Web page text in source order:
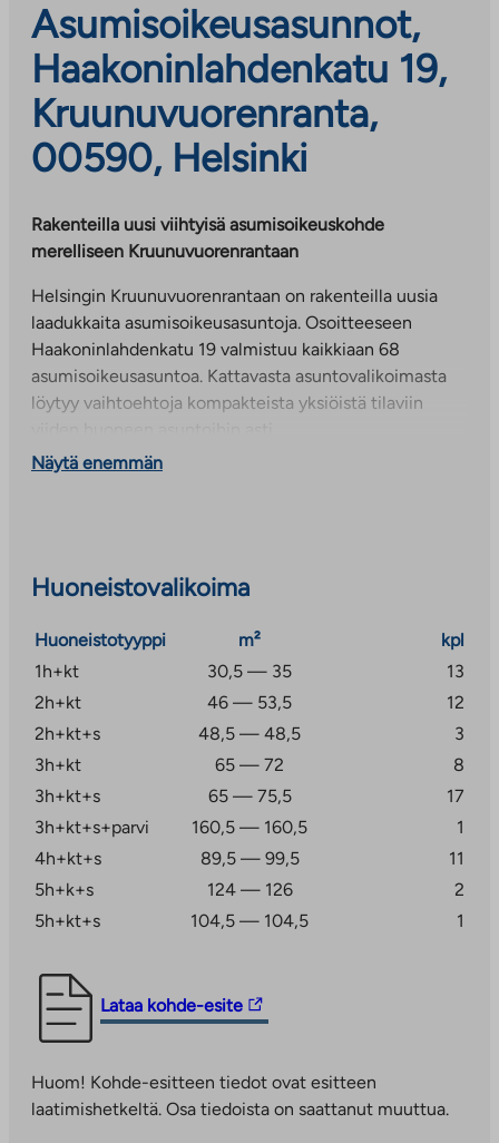
Asumisoikeusasunnot,
Haakoninlahdenkatu 19,
Kruunuvuorenranta,
00590, Helsinki
Rakenteilla uusi viihtyisä asumisoikeuskohde
merelliseen Kruunuvuorenrantaan
Helsingin Kruunuvuorenrantaan on rakenteilla uusia
laadukkaita asumisoikeusasuntoja. Osoitteeseen
Haakoninlahdenkatu 19 valmistuu kaikkiaan 68
asumisoikeusasuntoa. Kattavasta asuntovalikoimasta
löytyy vaihtoehtoja kompakteista yksiöistä tilaviin
Asunnoissa on hyvin suunnitellut pohjaratkaisut ja
ulkoiluvälinevarastot, kuivaushuone, pesula, talosauna
irtaimistovarasto.
Kävelymatkan päässä asunnoista sijaitsee lähikauppa.
Lyhyen ajomatkan päässä Laajasalossa sijaitsee myös
kauppakeskus Saari. Lähistölle on myös rakenteilla
Kruunuvuorenrannan palvelukortteli, johon tulee
suomen- ja ruotsinkielinen peruskoulu, päiväkoti sekä
Alueelta pääsee kulkemaan eri puolille
pääkaupunkiseutua omalla autolla sekä julkisilla
kulkuvälineillä. Bussit kulkevat Kruunuvuorenrannasta
raitiotieyhteyttä pitkin Helsingin keskustaan pääsee
vartissa.
19:stä
Näytä enemmän
Huoneistovalikoima
Huoneistotyyppi m²
kpl
1h+kt
30,5 — 35
13
2h+kt
46 — 53,5
12
2h+kt+s
48,5 — 48,5
3
3h+kt
65 — 72
8
3h+kt+s
65 — 75,5
17
3h+kt+s+parvi
160,5 — 160,5
1
4h+kt+s
89,5 — 99,5
11
5h+k+s
124 — 126
2
5h+kt+s
104,5 — 104,5 1
Lataa kohde-esite
Linkki
palveluun.
Linkki
Huom! Kohde-esitteen tiedot ovat esitteen
laatimishetkeltä. Osa tiedoista on saattanut muuttua.